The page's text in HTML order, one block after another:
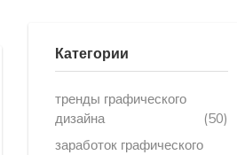
Категории
тренды графического
дизайна
(50)
заработок графического